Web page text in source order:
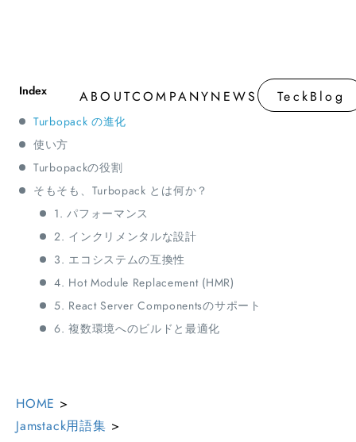
ABOUT
ABOUT
COMPANYNEWS
TeckBlog
HOME >
Jamstack用語集 >
Turbopack の進化
使い方
Turbopackの役割
そもそも、Turbopack とは何か？
1. パフォーマンス
2. インクリメンタルな設計
3. エコシステムの互換性
4. Hot Module Replacement (HMR)
5. React Server Componentsのサポート
6. 複数環境へのビルドと最適化